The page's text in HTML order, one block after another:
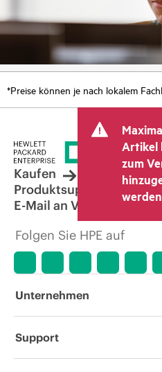
*Preise können je nach lokalem
Artikel
zum
Kaufen
Produktsupport
E-Mail an Vertrieb
Folgen Sie HPE auf
Unternehmen
Über HPE
Support